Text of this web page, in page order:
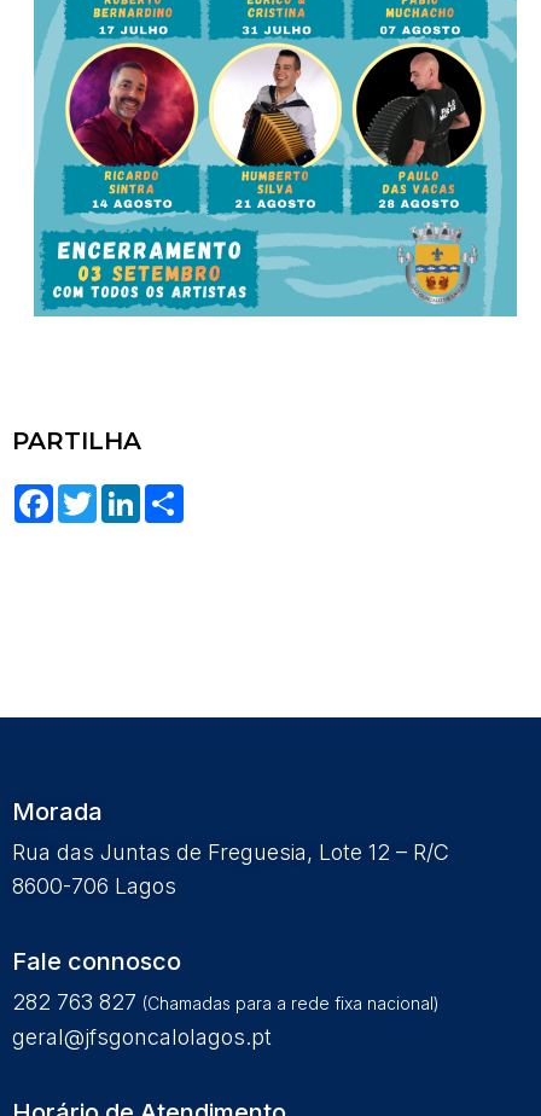
PARTILHA
Facebook
TwitterLinkedIn
Morada
Rua das Juntas de Freguesia, Lote 12 – R/C
8600-706 Lagos
Fale connosco
282 763 827 (Chamadas para a rede fixa nacional)
geral@jfsgoncalolagos.pt